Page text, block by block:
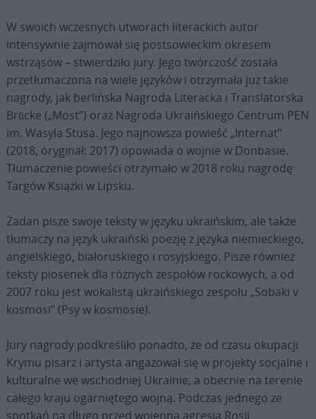
W swoich wczesnych utworach literackich autor
intensywnie zajmował się postsowieckim okresem
wstrząsów – stwierdziło jury. Jego twórczość została
przetłumaczona na wiele języków i otrzymała już takie
nagrody, jak berlińska Nagroda Literacka i Translatorska
Brücke („Most”) oraz Nagroda Ukraińskiego Centrum PEN
im. Wasyla Stusa. Jego najnowsza powieść „Internat”
(2018, oryginał: 2017) opowiada o wojnie w Donbasie.
Tłumaczenie powieści otrzymało w 2018 roku nagrodę
Targów Książki w Lipsku.
Żadan pisze swoje teksty w języku ukraińskim, ale także
tłumaczy na język ukraiński poezję z języka niemieckiego,
angielskiego, białoruskiego i rosyjskiego. Pisze również
teksty piosenek dla różnych zespołów rockowych, a od
2007 roku jest wokalistą ukraińskiego zespołu „Sobaki v
kosmosi” (Psy w kosmosie).
Jury nagrody podkreśliło ponadto, że od czasu okupacji
Krymu pisarz i artysta angażował się w projekty socjalne i
kulturalne we wschodniej Ukrainie, a obecnie na terenie
całego kraju ogarniętego wojną. Podczas jednego ze
spotkań na długo przed wojenną agresją Rosji